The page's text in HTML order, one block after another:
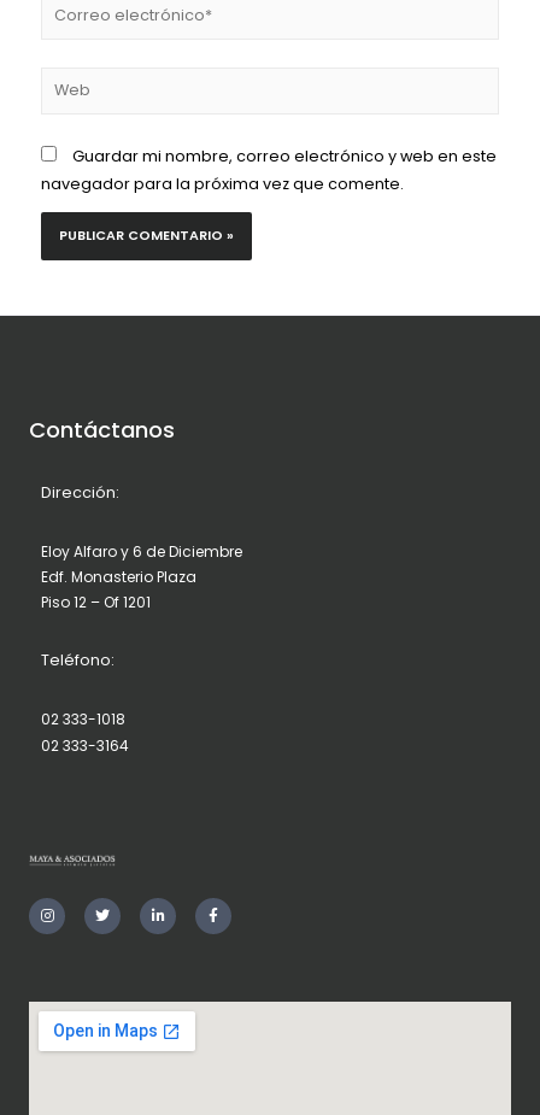
Guardar mi nombre, correo electrónico y web en este
navegador para la próxima vez que comente.
Contáctanos
Dirección:
Eloy Alfaro y 6 de Diciembre
Edf. Monasterio Plaza
Piso 12 – Of 1201
Teléfono:
02 333-1018
02 333-3164